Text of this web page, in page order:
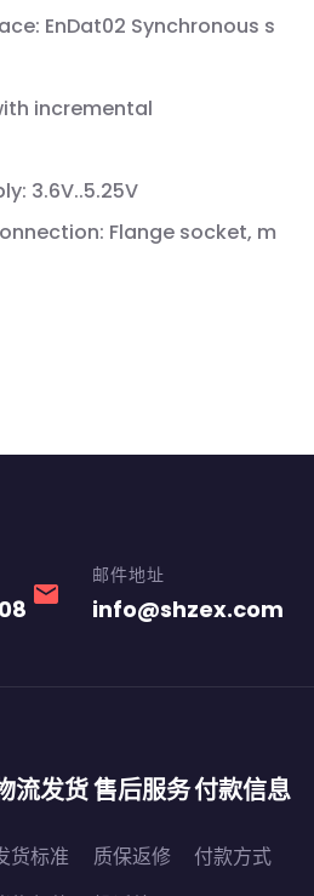
EnDat02 Synchronous s
incremental
3.6V..5.25V
Flange socket, m
email
邮件地址
info@shzex.com
流发货
货标准
售后服务
质保返修
付款信息
付款方式